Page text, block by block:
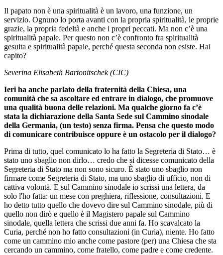
Il papato non è una spiritualità è un lavoro, una funzione, un
servizio. Ognuno lo porta avanti con la propria spiritualità, le proprie
grazie, la propria fedeltà e anche i propri peccati. Ma non c’è una
spiritualità papale. Per questo non c’è confronto fra spiritualità
gesuita e spiritualità papale, perché questa seconda non esiste. Hai
capito?
Severina Elisabeth Bartonitschek (CIC)
Ieri ha anche parlato della fraternità della Chiesa, una
comunità che sa ascoltare ed entrare in dialogo, che promuove
una qualità buona delle relazioni. Ma qualche giorno fa c’è
stata la dichiarazione della Santa Sede sul Cammino sinodale
della Germania, (un testo) senza firma. Pensa che questo modo
di comunicare contribuisce oppure è un ostacolo per il dialogo?
Prima di tutto, quel comunicato lo ha fatto la Segreteria di Stato… è
stato uno sbaglio non dirlo… credo che si dicesse comunicato della
Segreteria di Stato ma non sono sicuro. È stato uno sbaglio non
firmare come Segreteria di Stato, ma uno sbaglio di ufficio, non di
cattiva volontà. E sul Cammino sinodale io scrissi una lettera, da
solo l'ho fatta: un mese con preghiera, riflessione, consultazioni. E
ho detto tutto quello che dovevo dire sul Cammino sinodale, più di
quello non dirò e quello è il Magistero papale sul Cammino
sinodale, quella lettera che scrissi due anni fa. Ho scavalcato la
Curia, perché non ho fatto consultazioni (in Curia), niente. Ho fatto
come un cammino mio anche come pastore (per) una Chiesa che sta
cercando un cammino, come fratello, come padre e come credente.